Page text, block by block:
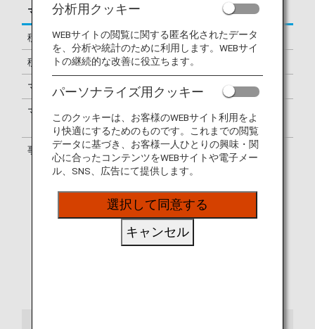
マイルの積算条件 内容
積算マイル 1滞在150マイル
積算条件 マイルの積算条件
マイル積算方法 マイルの積算方法 をご覧ください。
マイル精算日
ご宿泊後、マイル精算が確認されるま
で、約１～２ヵ月を要します。
事後登録申請
マイルの事後登録申請は下記へご連絡
ください。
い。
事後登録申請先
JRホテルクレメント高松
分析用クッキー
WEBサイトの閲覧に関する匿名化されたデータ
を、分析や統計のために利用します。WEBサイ
トの継続的な改善に役立ちます。
パーソナライズ用クッキー
このクッキーは、お客様のWEBサイト利用をよ
り快適にするためのものです。これまでの閲覧
データに基づき、お客様一人ひとりの興味・関
心に合ったコンテンツをWEBサイトや電子メー
ル、SNS、広告にて提供します。
選択して同意する
キャンセル